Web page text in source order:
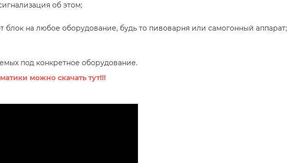
об этом;
блок на любое оборудование, будь то пивоварня или самогонный аппарат;
под конкретное оборудование.
можно скачать тут!!!